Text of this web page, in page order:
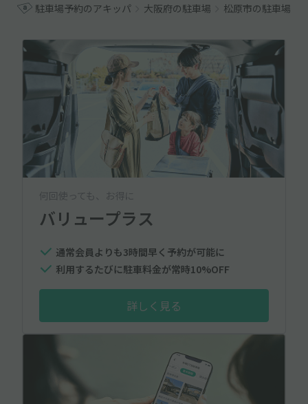
駐車場予約のアキッパ 大阪府の駐車場 松原市の駐車場
何回使っても、お得に
バリュープラス
通常会員よりも3時間早く予約が可能に
利用するたびに駐車料金が常時10%OFF
詳しく見る